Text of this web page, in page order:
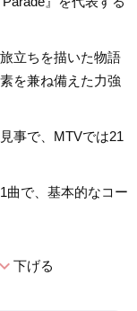
立ちを描いた物語
を兼ね備えた力強
事で、MTVでは21
曲で、基本的なコー
expand_more下げる